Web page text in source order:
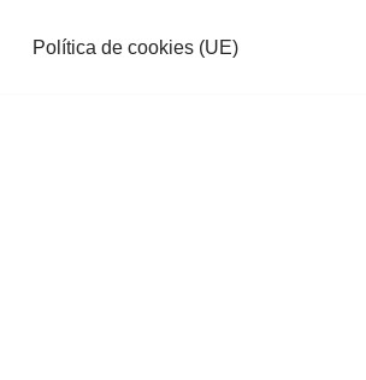
Política de cookies (UE)